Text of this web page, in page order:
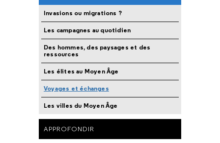
Invasions ou migrations ?
Les campagnes au quotidien
Des hommes, des paysages et des
ressources
Les élites au Moyen Âge
Voyages et échanges
Les villes du Moyen Âge
APPROFONDIR